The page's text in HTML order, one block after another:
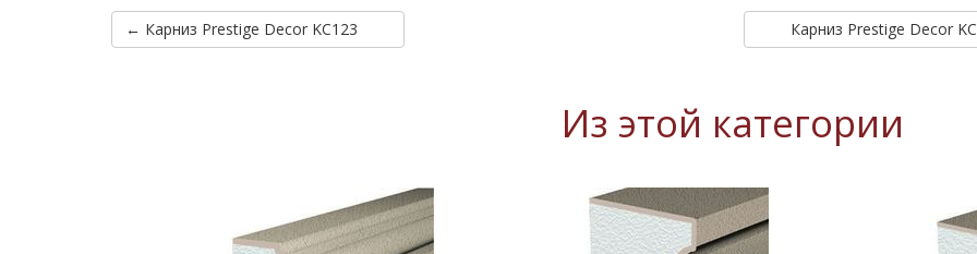
← Карниз Prestige Decor KC123 Карниз Prestige Decor
Из этой категории